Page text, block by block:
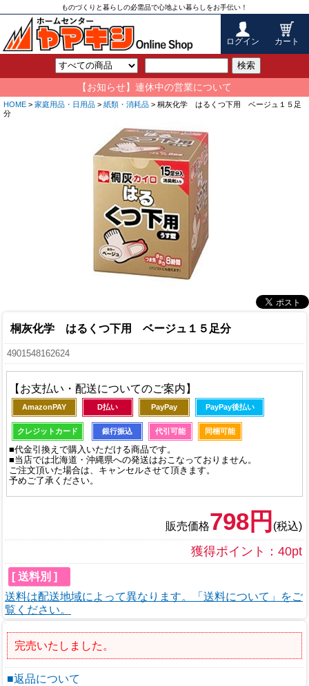
ものづくりと暮らしの必需品で心地よい暮らしをお手伝い！
ログイン カート
検索
【お知らせ】連休中の営業について
HOME > 家庭用品・日用品 > 紙類・消耗品 > 桐灰化学 はるくつ下用 ベージュ１５足
分
桐灰化学 はるくつ下用 ベージュ１５足分
4901548162624
【お支払い・配送についてのご案内】
AmazonPAY D払い PayPay PayPay後払い
クレジットカード 銀行振込 代引可能 同梱可能
■代金引換えで購入いただける商品です。
■当店では北海道・沖縄県への発送はおこなっておりません。
ご注文頂いた場合は、キャンセルさせて頂きます。
予めご了承ください。
販売価格798円 (税込)
獲得ポイント：40pt
[ 送料別 ]
送料は配送地域によって異なります。「送料について」をご
覧ください。
完売いたしました。
■返品について